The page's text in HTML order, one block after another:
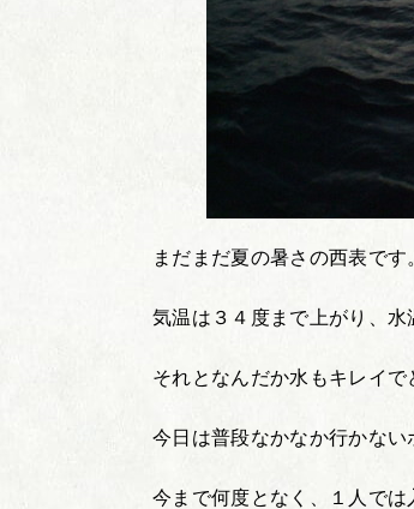
まだまだ夏の暑さの西表です
気温は３４度まで上がり、水
それとなんだか水もキレイで
今日は普段なかなか行かない
今まで何度となく、１人では